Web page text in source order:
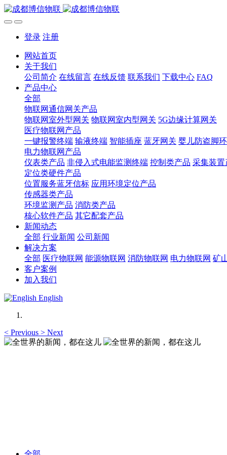
登录 注册
网站首页
关于我们
公司简介 在线留言 在线反馈 联系我们 下载中心 FAQ
产品中心
全部
物联网通信网关产品
物联网室外型网关 物联网室内型网关 5G边缘计算网关
医疗物联网产品
一键报警终端 输液终端 智能插座 蓝牙网关 婴儿防盗脚环
电力物联网产品
仪表类产品 非侵入式电能监测终端 控制类产品 采集装置
定位类硬件产品
位置服务蓝牙信标 应用环境定位产品
传感器类产品
环境监测产品 消防类产品
核心软件产品 其它配套产品
新闻动态
全部 行业新闻 公司新闻
解决方案
全部 医疗物联网 能源物联网 消防物联网 电力物联网 矿
客户案例
加入我们
English
< Previous > Next